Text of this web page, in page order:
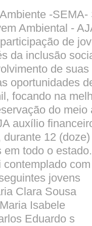
-
Ambiental -
de
da inclusão
de
oportunidades
focando na
do
auxílio
12
em todo o estado.
jovens
Clara Sousa
Maria Isabele
Eduardo s